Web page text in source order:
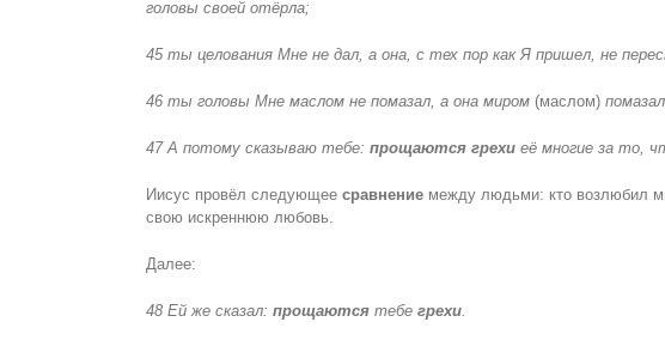
головы своей отёрла;
45 ты целования Мне не дал, а она, с тех пор как Я пришел, не
46 ты головы Мне маслом не помазал, а она миром (маслом)
47 А потому сказываю тебе: прощаются грехиеё многие за то,
Иисус провёл следующее сравнениемежду людьми: кто возлюбил
свою искреннюю любовь.
Далее:
48 Ей же сказал: прощаютсятебе грехи.